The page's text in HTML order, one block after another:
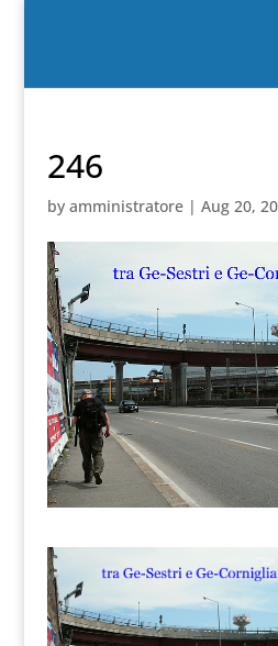
246
by amministratore| Aug 20,